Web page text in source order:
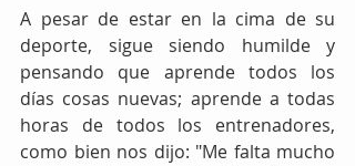
A pesar de estar en la cima de su
deporte, sigue siendo humilde y
pensando que aprende todos los
días cosas nuevas; aprende a todas
horas de todos los entrenadores,
como bien nos dijo: "Me falta mucho